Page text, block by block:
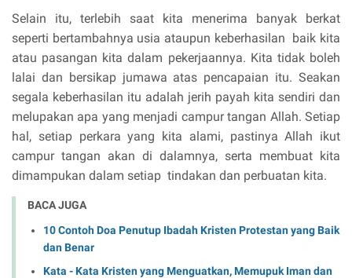
Selain itu, terlebih saat kita menerima banyak berkat
seperti bertambahnya usia ataupun keberhasilan baik kita
atau pasangan kita dalam pekerjaannya. Kita tidak boleh
lalai dan bersikap jumawa atas pencapaian itu. Seakan
segala keberhasilan itu adalah jerih payah kita sendiri dan
melupakan apa yang menjadi campur tangan Allah. Setiap
hal, setiap perkara yang kita alami, pastinya Allah ikut
campur tangan akan di dalamnya, serta membuat kita
dimampukan dalam setiap tindakan dan perbuatan kita.
BACA JUGA
10 Contoh Doa Penutup Ibadah Kristen Protestan yang Baik
dan Benar
Kata - Kata Kristen yang Menguatkan, Memupuk Iman dan